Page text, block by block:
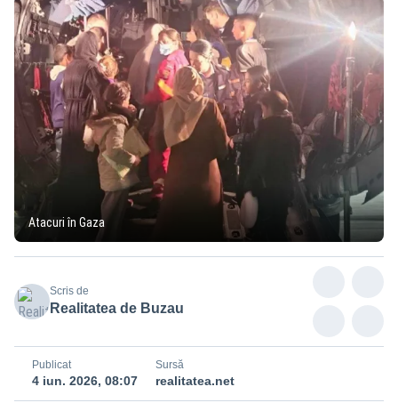
Atacuri în Gaza
Scris de
Realitatea de Buzau
Publicat
4 iun. 2026, 08:07
Sursă
realitatea.net